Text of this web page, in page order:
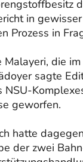
in
Prozess in
die
sagte
geworfen.
hatte
der zwei